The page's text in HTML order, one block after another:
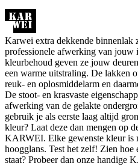
Karwei extra dekkende binnenlak
professionele afwerking van jouw
kleurbehoud geven ze jouw
een warme uitstraling. De lakken
reuk- en oplosmiddelarm en
De stoot- en krasvaste
afwerking van de gelakte
gebruik je als eerste laag altijd
kleur? Laat deze dan mengen op
KARWEI. Elke gewenste kleur is
hoogglans. Test het zelf! Zien
staat? Probeer dan onze handige